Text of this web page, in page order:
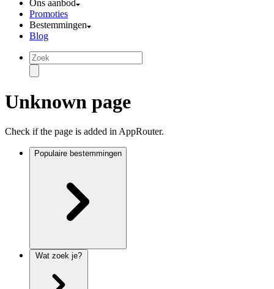
Ons aanbod
Promoties
Bestemmingen
Blog
Unknown page
Check if the page is added in AppRouter.
Populaire bestemmingen